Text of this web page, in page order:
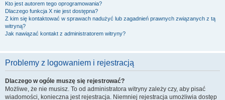
Kto jest autorem tego oprogramowania?
Dlaczego funkcja X nie jest dostępna?
Z kim się kontaktować w sprawach nadużyć lub zagadnień prawnych związanych z tą
witryną?
Jak nawiązać kontakt z administratorem witryny?
Problemy z logowaniem i rejestracją
Dlaczego w ogóle muszę się rejestrować?
Możliwe, że nie musisz. To od administratora witryny zależy czy, aby pisać
wiadomości, konieczna jest rejestracja. Niemniej rejestracja umożliwia dostęp